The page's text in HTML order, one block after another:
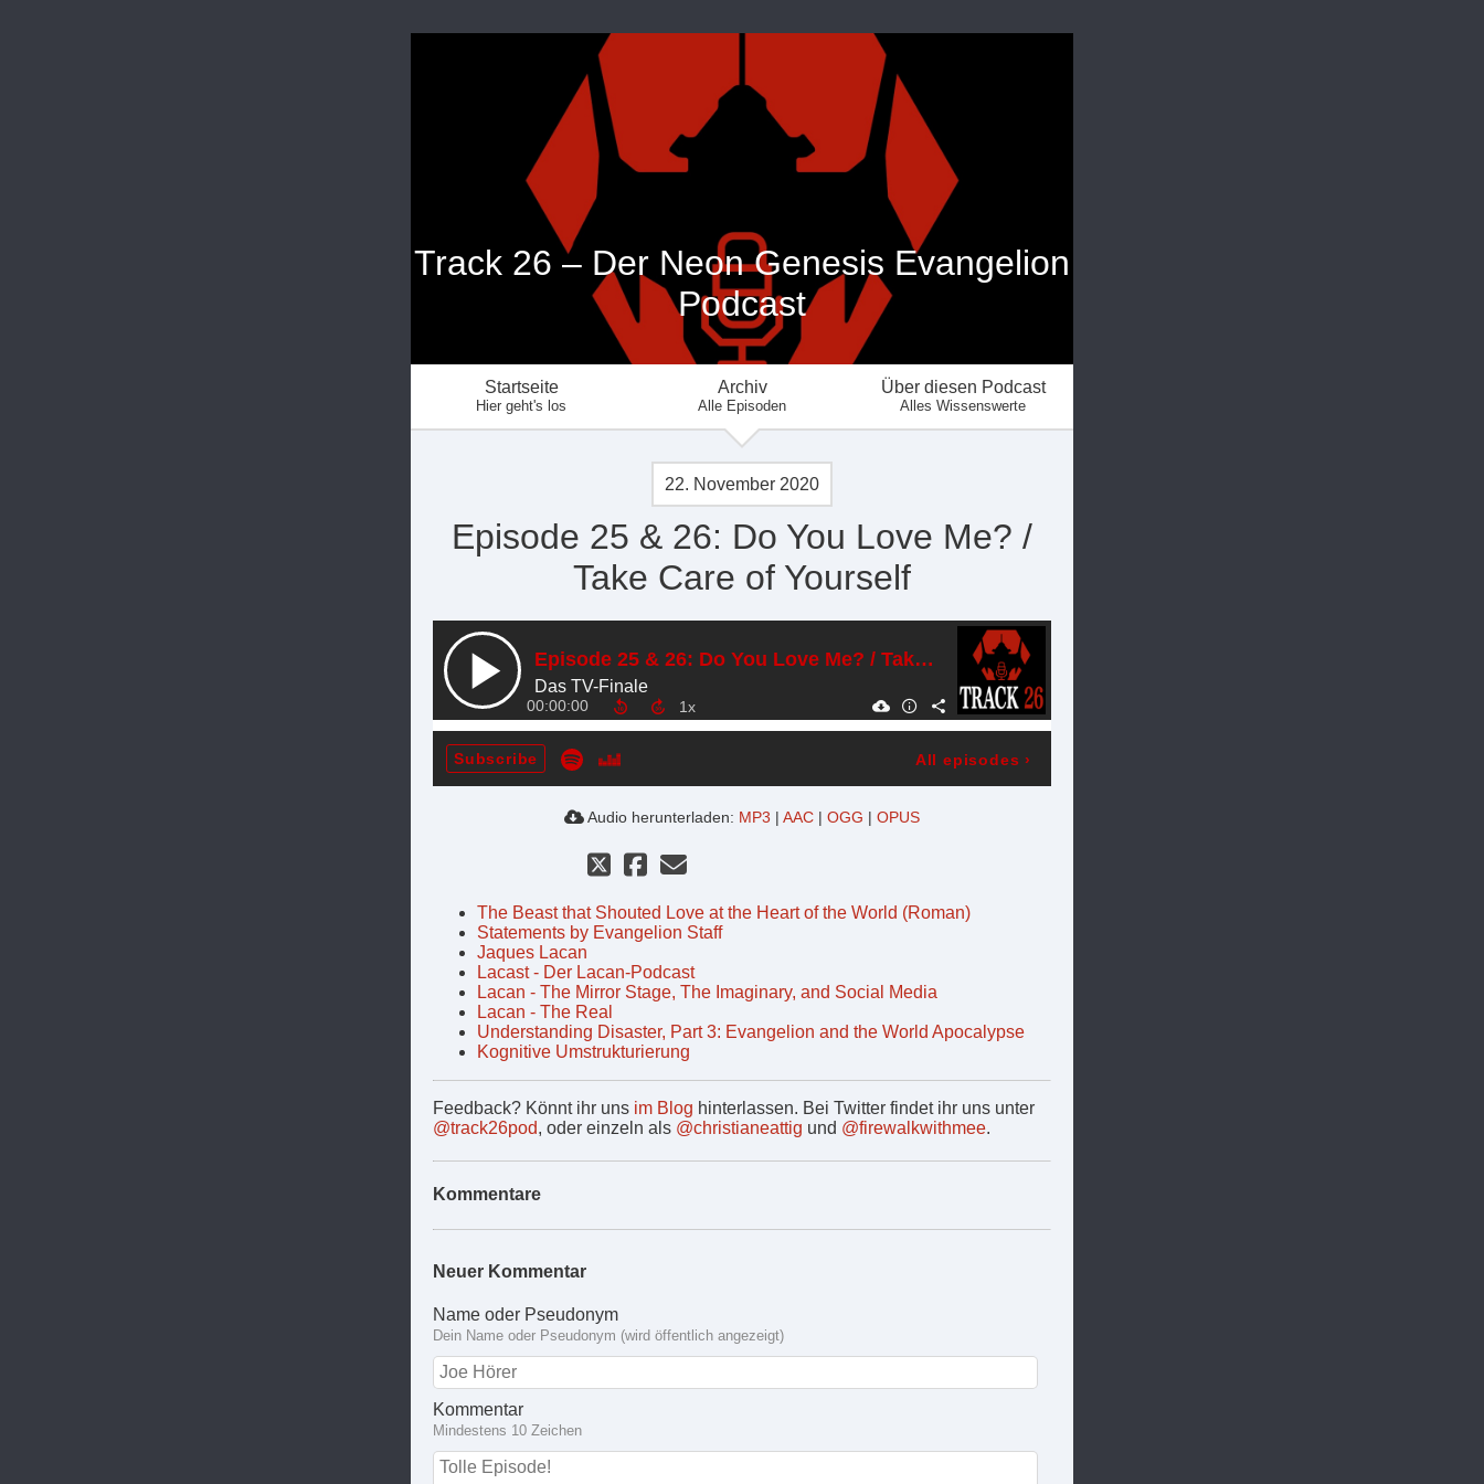
Track 26 – Der Neon Genesis Evangelion
Podcast
Startseite
Hier geht's los
Archiv
Alle Episoden
Über diesen Podcast
Alles Wissenswerte
22. November 2020
Episode 25 & 26: Do You Love Me? /
Take Care of Yourself
Episode 25 & 26: Do You Love Me? / Take Care of Yourself
Das TV-Finale
00:00:00
Subscribe All episodes ›
Audio herunterladen: MP3 | AAC | OGG | OPUS
The Beast that Shouted Love at the Heart of the World (Roman)
Statements by Evangelion Staff
Jaques Lacan
Lacast - Der Lacan-Podcast
Lacan - The Mirror Stage, The Imaginary, and Social Media
Lacan - The Real
Understanding Disaster, Part 3: Evangelion and the World Apocalypse
Kognitive Umstrukturierung
Feedback? Könnt ihr uns im Blog hinterlassen. Bei Twitter findet ihr uns unter
@track26pod, oder einzeln als @christianeattig und @firewalkwithmee.
Kommentare
Neuer Kommentar
Name oder Pseudonym
Dein Name oder Pseudonym (wird öffentlich angezeigt)
Kommentar
Mindestens 10 Zeichen